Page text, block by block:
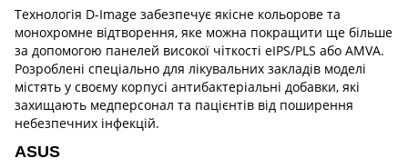
Технологія D-Image забезпечує якісне кольорове та
монохромне відтворення, яке можна покращити ще більше
за допомогою панелей високої чіткості eIPS/PLS або AMVA.
Розроблені спеціально для лікувальних закладів моделі
містять у своєму корпусі антибактеріальні добавки, які
захищають медперсонал та пацієнтів від поширення
небезпечних інфекцій.
ASUS